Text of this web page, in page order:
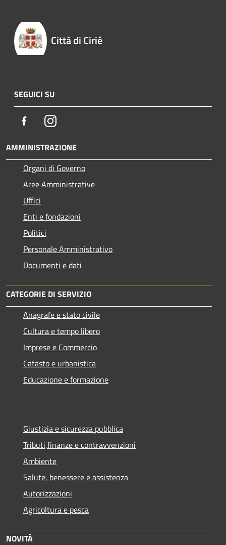
Città di Cirié
SEGUICI SU
FacebookInstagram
AMMINISTRAZIONE
Organi di Governo
Aree Amministrative
Uffici
Enti e fondazioni
Politici
Personale Amministrativo
Documenti e dati
CATEGORIE DI SERVIZIO
Anagrafe e stato civile
Cultura e tempo libero
Imprese e Commercio
Catasto e urbanistica
Educazione e formazione
Giustizia e sicurezza pubblica
Tributi,finanze e contravvenzioni
Ambiente
Salute, benessere e assistenza
Autorizzazioni
Agricoltura e pesca
NOVITÀ